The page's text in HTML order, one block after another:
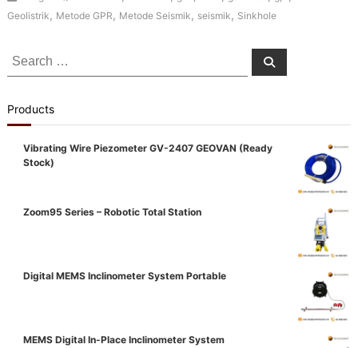
Geolistrik , Metode GPR , Metode Seismik , seismik , Sinkhole
Search
for:
Search
Products
Vibrating Wire Piezometer GV-2407 GEOVAN (Ready
Stock)
Zoom95 Series – Robotic Total Station
Digital MEMS Inclinometer System Portable
MEMS Digital In-Place Inclinometer System